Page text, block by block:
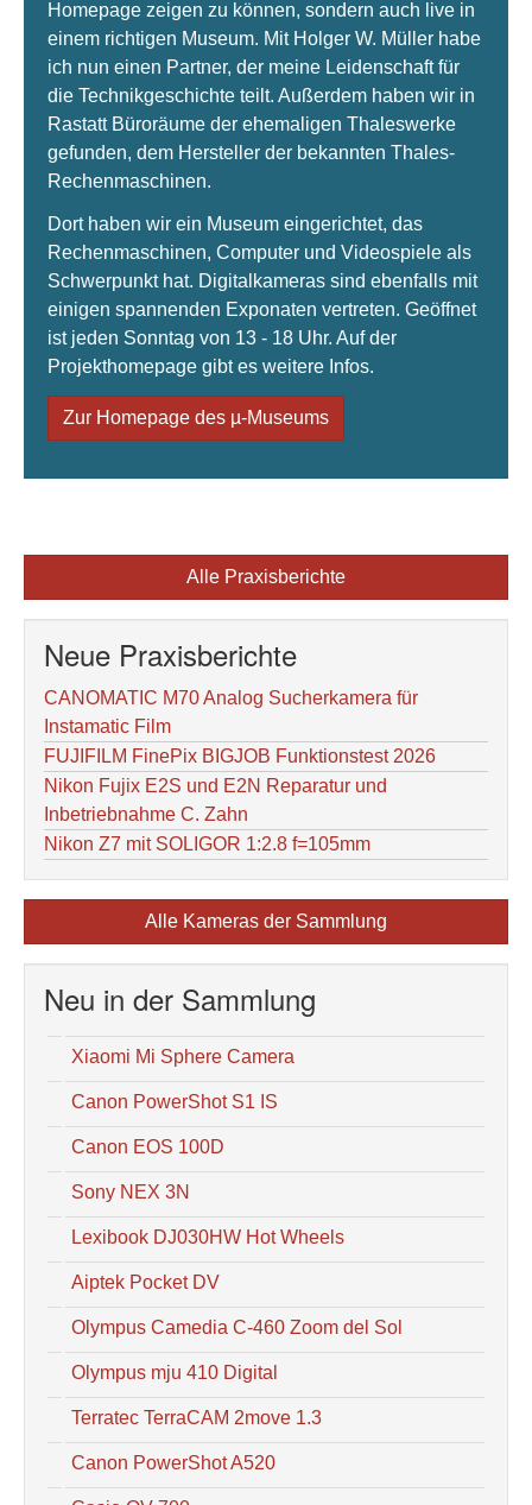
Homepage zeigen zu können, sondern auch live in
einem richtigen Museum. Mit Holger W. Müller habe
ich nun einen Partner, der meine Leidenschaft für
die Technikgeschichte teilt. Außerdem haben wir in
Rastatt Büroräume der ehemaligen Thaleswerke
gefunden, dem Hersteller der bekannten Thales-
Rechenmaschinen.
Dort haben wir ein Museum eingerichtet, das
Rechenmaschinen, Computer und Videospiele als
Schwerpunkt hat. Digitalkameras sind ebenfalls mit
einigen spannenden Exponaten vertreten. Geöffnet
ist jeden Sonntag von 13 - 18 Uhr. Auf der
Projekthomepage gibt es weitere Infos.
Zur Homepage des µ-Museums
Alle Praxisberichte
Neue Praxisberichte
CANOMATIC M70 Analog Sucherkamera für
Instamatic Film
FUJIFILM FinePix BIGJOB Funktionstest 2026
Nikon Fujix E2S und E2N Reparatur und
Inbetriebnahme C. Zahn
Nikon Z7 mit SOLIGOR 1:2.8 f=105mm
Alle Kameras der Sammlung
Neu in der Sammlung
Xiaomi Mi Sphere Camera
Canon PowerShot S1 IS
Canon EOS 100D
Sony NEX 3N
Lexibook DJ030HW Hot Wheels
Aiptek Pocket DV
Olympus Camedia C-460 Zoom del Sol
Olympus mju 410 Digital
Terratec TerraCAM 2move 1.3
Canon PowerShot A520